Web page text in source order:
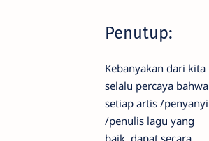
Penutup:
Kebanyakan dari kita
selalu percaya bahwa
setiap artis /penyanyi
/penulis lagu yang